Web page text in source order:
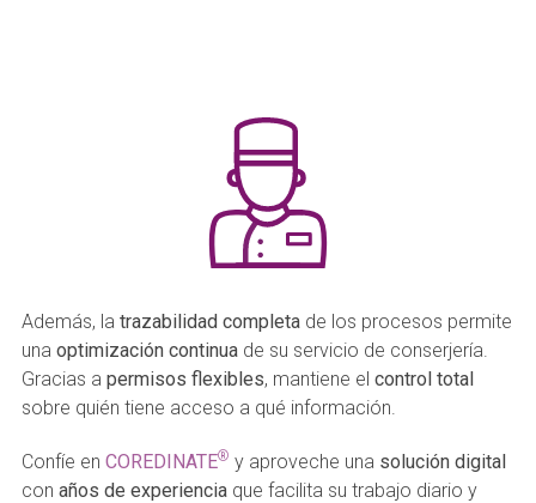
Además, la trazabilidad completa de los procesos permite
una optimización continua de su servicio de conserjería.
Gracias a permisos flexibles, mantiene el control total
sobre quién tiene acceso a qué información.
Confíe en COREDINATE® y aproveche una solución digital
con años de experiencia que facilita su trabajo diario y